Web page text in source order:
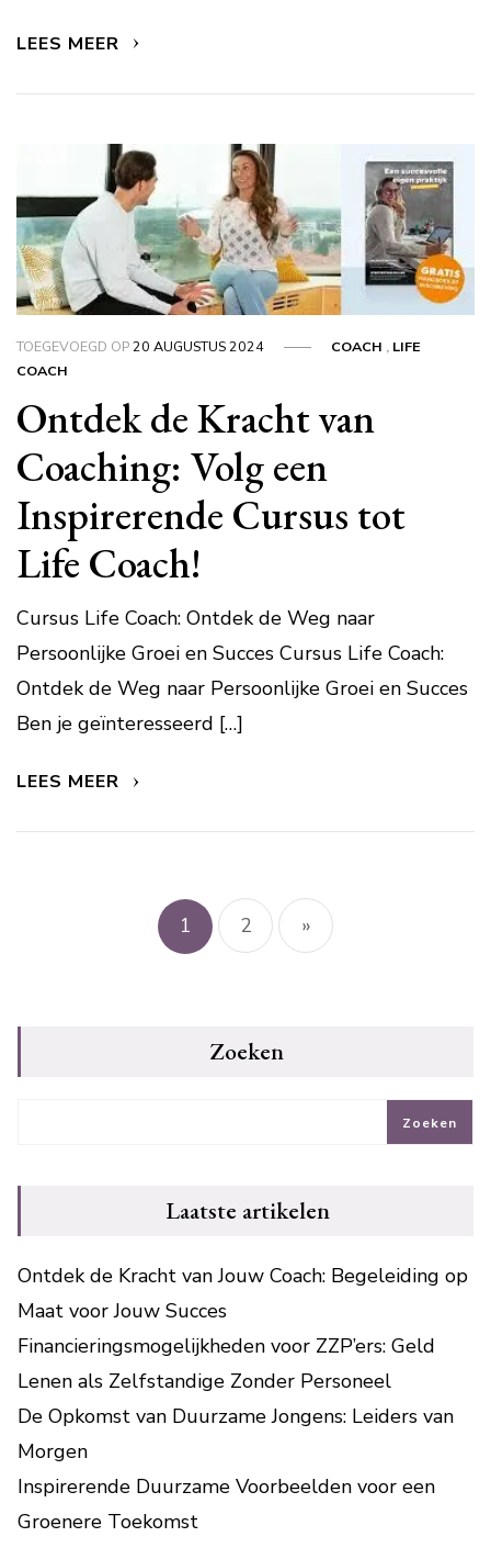
LEES MEER
TOEGEVOEGD OP20 AUGUSTUS 2024 COACH , LIFE
COACH
Ontdek de Kracht van
Coaching: Volg een
Inspirerende Cursus tot
Life Coach!
Cursus Life Coach: Ontdek de Weg naar
Persoonlijke Groei en Succes Cursus Life Coach:
Ontdek de Weg naar Persoonlijke Groei en Succes
Ben je geïnteresseerd […]
LEES MEER
Berichtnavigatie
1 2 »
Zoeken
Zoeken
Laatste artikelen
Ontdek de Kracht van Jouw Coach: Begeleiding op
Maat voor Jouw Succes
Financieringsmogelijkheden voor ZZP’ers: Geld
Lenen als Zelfstandige Zonder Personeel
De Opkomst van Duurzame Jongens: Leiders van
Morgen
Inspirerende Duurzame Voorbeelden voor een
Groenere Toekomst